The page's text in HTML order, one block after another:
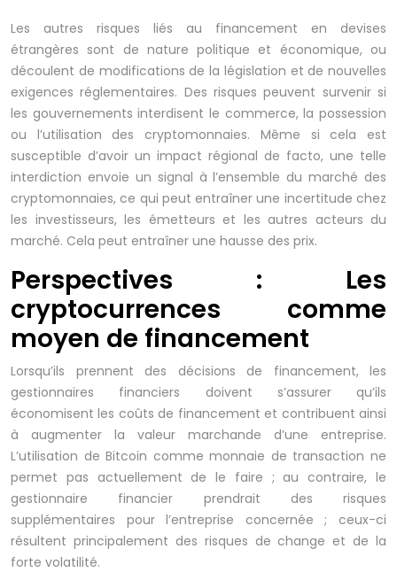
Les autres risques liés au financement en devises
étrangères sont de nature politique et économique, ou
découlent de modifications de la législation et de nouvelles
exigences réglementaires. Des risques peuvent survenir si
les gouvernements interdisent le commerce, la possession
ou l’utilisation des cryptomonnaies. Même si cela est
susceptible d’avoir un impact régional de facto, une telle
interdiction envoie un signal à l’ensemble du marché des
cryptomonnaies, ce qui peut entraîner une incertitude chez
les investisseurs, les émetteurs et les autres acteurs du
marché. Cela peut entraîner une hausse des prix.
Perspectives : Les
cryptocurrences comme
moyen de financement
Lorsqu’ils prennent des décisions de financement, les
gestionnaires financiers doivent s’assurer qu’ils
économisent les coûts de financement et contribuent ainsi
à augmenter la valeur marchande d’une entreprise.
L’utilisation de Bitcoin comme monnaie de transaction ne
permet pas actuellement de le faire ; au contraire, le
gestionnaire financier prendrait des risques
supplémentaires pour l’entreprise concernée ; ceux-ci
résultent principalement des risques de change et de la
forte volatilité.